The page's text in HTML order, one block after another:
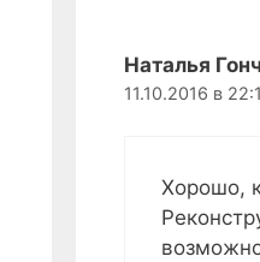
Наталья
11.10.2016 в
Хорошо,